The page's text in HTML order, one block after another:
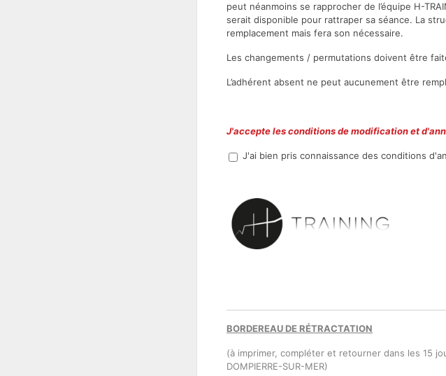
peut néanmoins se rapprocher de l’équipe H-
serait disponible pour rattraper sa séance. La
remplacement mais fera son nécessaire.
Les changements / permutations doivent être
L’adhérent absent ne peut aucunement être
J'accepte les conditions de modification et
J'ai bien pris connaissance des conditions
BORDEREAU DE RÉTRACTATION
(à imprimer, compléter et retourner dans les 15
DOMPIERRE-SUR-MER)